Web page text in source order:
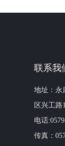
联系我
地址：永
区兴工路
电话
传真：